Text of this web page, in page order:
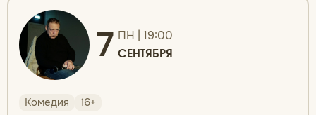
7 ПН | 19:00
СЕНТЯБРЯ
Комедия 16+